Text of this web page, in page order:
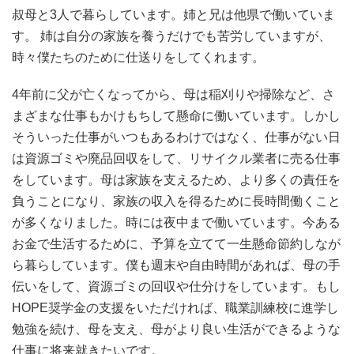
叔母と3人で暮らしています。姉と兄は他県で働いていま
す。 姉は自分の家族を養うだけでも苦労していますが、
時々僕たちのために仕送りをしてくれます。
4年前に父が亡くなってから、母は稲刈りや掃除など、さ
まざまな仕事もかけもちして懸命に働いています。しかし
そういった仕事がいつもあるわけではなく、仕事がない日
は資源ゴミや廃品回収をして、リサイクル業者に売る仕事
をしています。母は家族を支えるため、より多くの責任を
負うことになり、家族の収入を得るために長時間働くこと
が多くなりました。時には夜中まで働いています。今ある
お金で生活するために、予算を立てて一生懸命節約しなが
ら暮らしています。僕も週末や自由時間があれば、母の手
伝いをして、資源ゴミの回収や仕分けをしています。もし
HOPE奨学金の支援をいただければ、職業訓練校に進学し
勉強を続け、母を支え、母がより良い生活ができるような
仕事に将来就きたいです。